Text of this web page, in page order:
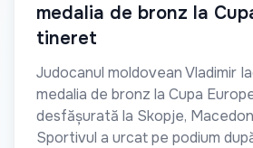
medalia de bronz la
tineret
Judocanul moldovean Vladimir
medalia de bronz la Cupa
desfășurată la Skopje,
Sportivul a urcat pe podium